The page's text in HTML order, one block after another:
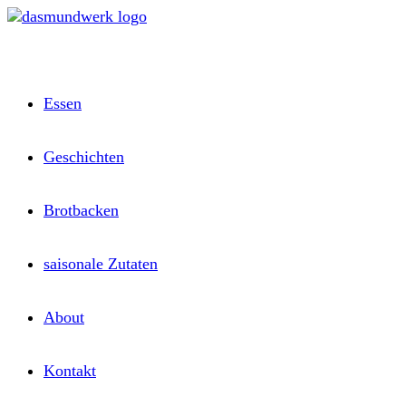
Zum
Essen
Geschichten
Brotbacken
saisonale Zutaten
About
Kontakt